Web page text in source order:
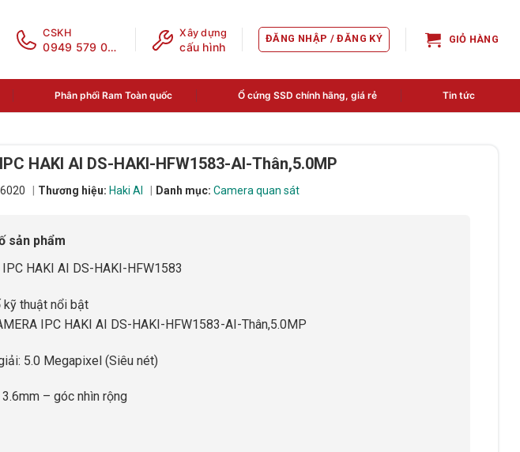
CSKH
0949 579 078
Xây dựng
cấu hình
ĐĂNG NHẬP / ĐĂNG KÝ GIỎ HÀNG
Phân phối Ram Toàn quốc Ổ cứng SSD chính hãng, giá rẻ Tin tức
HAKI AI DS-HAKI-HFW1583-AI-Thân,5.0MP
Thương hiệu: Haki AI Danh mục: Camera quan sát
sản phẩm
IPC HAKI AI DS-HAKI-HFW1583
kỹ thuật nổi bật
IPC HAKI AI DS-HAKI-HFW1583-AI-Thân,5.0MP
5.0 Megapixel (Siêu nét)
3.6mm – góc nhìn rộng